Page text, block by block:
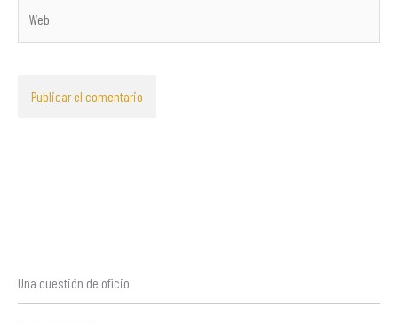
Una cuestión de oficio